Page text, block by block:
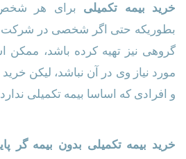
خرید بیمه تکمیلی برای هر شخص
بطوریکه حتی اگر شخصی در شرکت
گروهی نیز تهیه کرده باشد،
مورد نیاز وی در آن نباشد، لیکن
و افرادی که اساسا بیمه تکمیلی
خرید بیمه تکمیلی بدون بیمه گر